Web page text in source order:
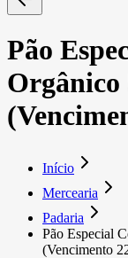
Pão
Orgânico
Início
Mercearia
Padaria
Pão Especial
(Vencimento